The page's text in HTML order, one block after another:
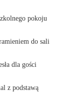
pokoju
do sali
dla gości
z podstawą